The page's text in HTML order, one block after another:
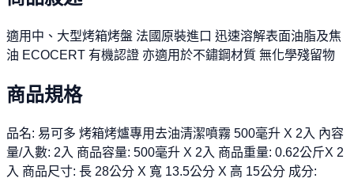
適用中、大型烤箱烤盤 法國原裝進口 迅速溶解表面油脂及焦
油 ECOCERT 有機認證 亦適用於不鏽鋼材質 無化學殘留物
商品規格
品名: 易可多 烤箱烤爐專用去油清潔噴霧 500毫升 X 2入 內容
量/入數: 2入 商品容量: 500毫升 X 2入 商品重量: 0.62公斤X 2
入 商品尺寸: 長 28公分 X 寬 13.5公分 X 高 15公分 成分: